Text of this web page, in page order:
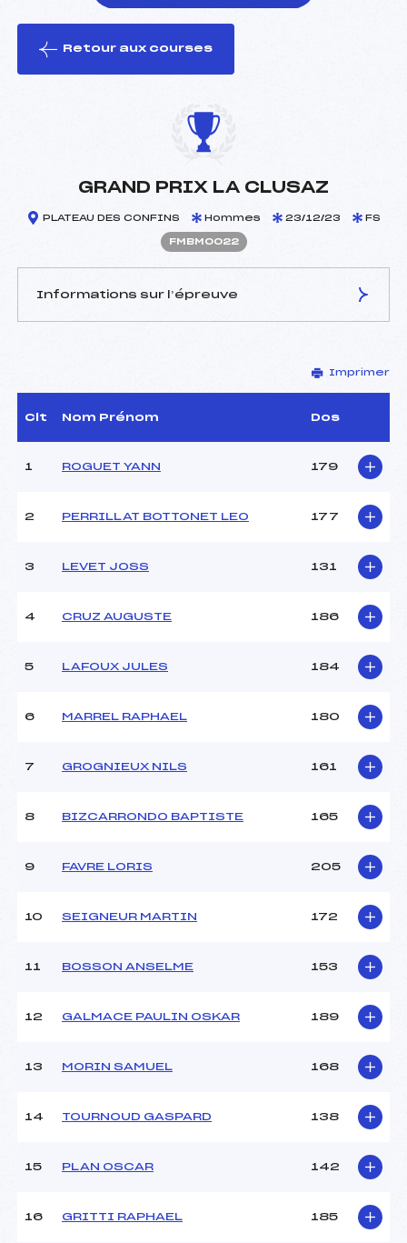
le ski
Retour aux courses
GRAND PRIX LA CLUSAZ
PLATEAU DES CONFINS Hommes 23/12/23 FS
FMBM0022
Informations sur l’épreuve
MISSILLIER TOM (MB)
D.T Adjoint :
–
Dir. Epreuve :
PERRILLAT BOTONNET
Piste :
Point Haut :
Style :
Imprimer
Clt Nom Prénom Dos
1 ROGUET YANN 179
2 PERRILLAT BOTTONET LEO 177
3 LEVET JOSS 131
4 CRUZ AUGUSTE 186
5 LAFOUX JULES 184
6 MARREL RAPHAEL 180
7 GROGNIEUX NILS 161
8 BIZCARRONDO BAPTISTE 165
9 FAVRE LORIS 205
10 SEIGNEUR MARTIN 172
11 BOSSON ANSELME 153
12 GALMACE PAULIN OSKAR 189
13 MORIN SAMUEL 168
14 TOURNOUD GASPARD 138
15 PLAN OSCAR 142
16 GRITTI RAPHAEL 185